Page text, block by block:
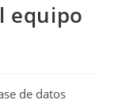
equipo
de datos